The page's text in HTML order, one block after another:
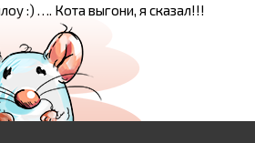
:) …. Кота выгони, я сказал!!!